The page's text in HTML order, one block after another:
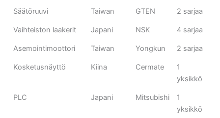
Säätöruuvi Taiwan GTEN 2 sarjaa
Vaihteiston laakerit Japani NSK 4 sarjaa
Asemointimoottori Taiwan Yongkun 2 sarjaa
Kosketusnäyttö Kiina Cermate
1
yksikkö
PLC Japani Mitsubishi
1
yksikkö